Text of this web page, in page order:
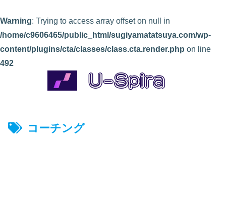
Warning: Trying to access array offset on null in
/home/c9606465/public_html/sugiyamatatsuya.com/wp-
content/plugins/cta/classes/class.cta.render.php on line
492
コーチング